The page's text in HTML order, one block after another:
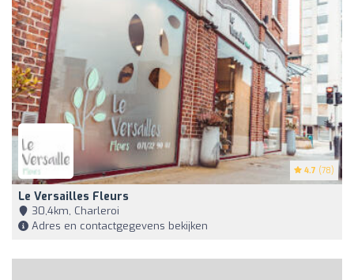
4.7 (78)
Le Versailles Fleurs
30,4km, Charleroi
Adres en contactgegevens bekijken